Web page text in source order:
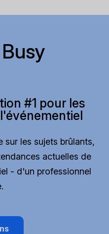
#1 pour les
sur les sujets brûlants,
actuelles de
- d'un professionnel